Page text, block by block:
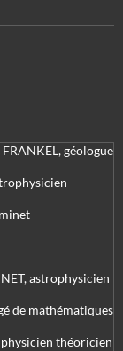
géologue
astrophysicien
de mathématiques
physicien théoricien